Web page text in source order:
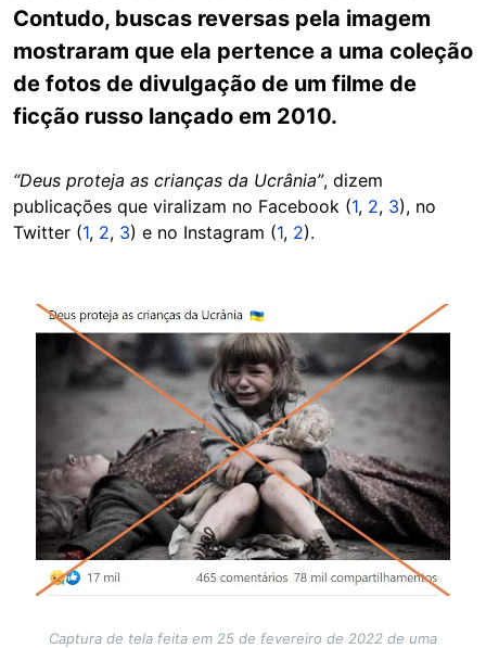
Contudo, buscas reversas pela imagem
mostraram que ela pertence a uma coleção
de fotos de divulgação de um filme de
ficção russo lançado em 2010.
“Deus proteja as crianças da Ucrânia”, dizem
publicações que viralizam no Facebook (1, 2, 3), no
Twitter (1, 2, 3) e no Instagram (1, 2).
Image
Captura de tela feita em 25 de fevereiro de 2022 de uma